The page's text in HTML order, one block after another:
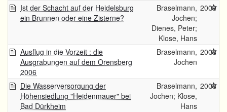
Ist der Schacht auf der Heidelsburg
ein Brunnen oder eine Zisterne?
Braselmann,
Jochen;
Dienes, Peter;
Klose, Hans
2009
Ausflug in die Vorzeit : die
Ausgrabungen auf dem Orensberg
2006
Braselmann,
Jochen
2008
Die Wasserversorgung der
Höhensiedlung "Heidenmauer" bei
Bad Dürkheim
Braselmann,
Jochen; Klose,
Hans
2008